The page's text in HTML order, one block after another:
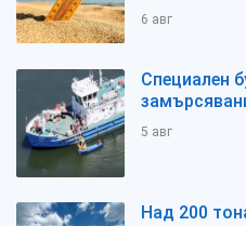
6 авг
Специален
5 авг
Над 200